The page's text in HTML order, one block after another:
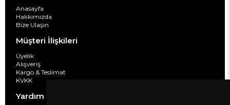
Anasayfa
Hakkımızda
Bize Ulaşın
Müşteri İlişkileri
Üyelik
Alışveriş
Kargo & Teslimat
KVKK
Yardım